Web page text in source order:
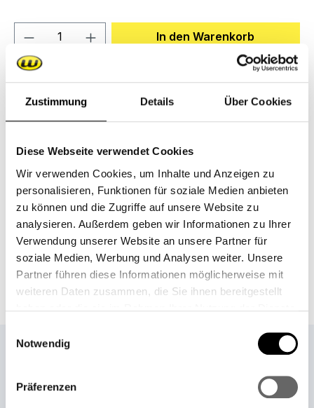
Zustimmung Details Über Cookies
Diese Webseite verwendet Cookies
Wir verwenden Cookies, um Inhalte und Anzeigen zu
personalisieren, Funktionen für soziale Medien anbieten
zu können und die Zugriffe auf unsere Website zu
analysieren. Außerdem geben wir Informationen zu Ihrer
Verwendung unserer Website an unsere Partner für
soziale Medien, Werbung und Analysen weiter. Unsere
Partner führen diese Informationen möglicherweise mit
weiteren Daten zusammen, die Sie ihnen bereitgestellt
Notwendig
Präferenzen
Produkt Anzahl: Gib denIn den Warenkorb
Zum Merkzettel hinzufügen
Produktnummer: DA.07.110.01
Deichselanschluss zum Umrüsten einer
Fahrradanhängerdeichsel auf das Weber
Kupplungssystem Seit Juni 2024 neues
Kupplungss…Mehr
Downloads